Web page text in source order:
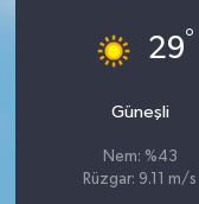
29°
Güneşli
Nem: %43
Rüzgar: 9.11 m/s